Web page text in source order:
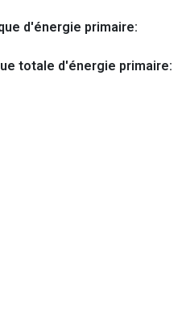
d'énergie primaire:
totale d'énergie primaire: